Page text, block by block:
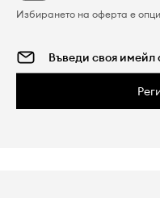
Избирането на оферта е